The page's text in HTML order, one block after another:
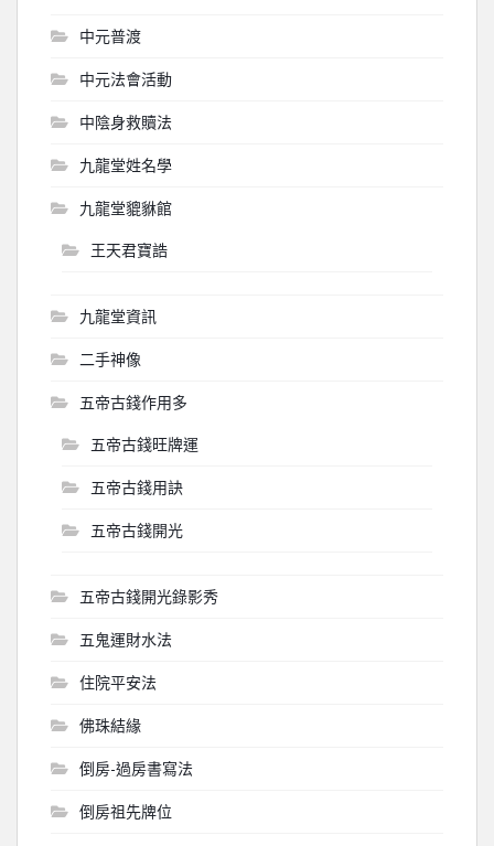
中元普渡
中元法會活動
中陰身救贖法
九龍堂姓名學
九龍堂貔貅館
王天君寶誥
九龍堂資訊
二手神像
五帝古錢作用多
五帝古錢旺牌運
五帝古錢用訣
五帝古錢開光
五帝古錢開光錄影秀
五鬼運財水法
住院平安法
佛珠結緣
倒房-過房書寫法
倒房祖先牌位